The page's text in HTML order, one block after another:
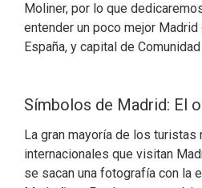
Moliner, por lo que
entender un poco mejor
España, y capital de
Símbolos de Madrid: El
La gran mayoría de los turistas
internacionales que visitan
se sacan una fotografía con la